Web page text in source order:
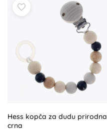
Hess kopča za dudu prirodna
crna